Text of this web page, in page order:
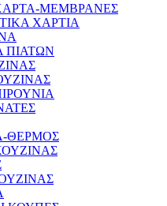
ΜΕΜΒΡΑΝΕΣ
ΧΑΡΤΙΑ
ΠΙΑΤΩΝ
ΘΕΡΜΟΣ